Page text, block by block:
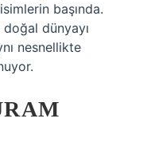
başında.
doğal dünyayı
nesnellikte